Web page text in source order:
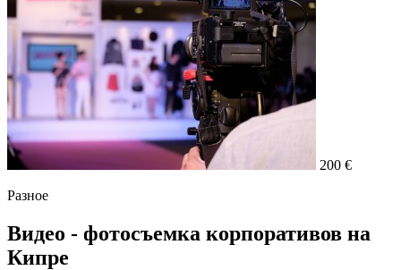
200 €
Разное
Видео - фотосъемка корпоративов на
Кипре